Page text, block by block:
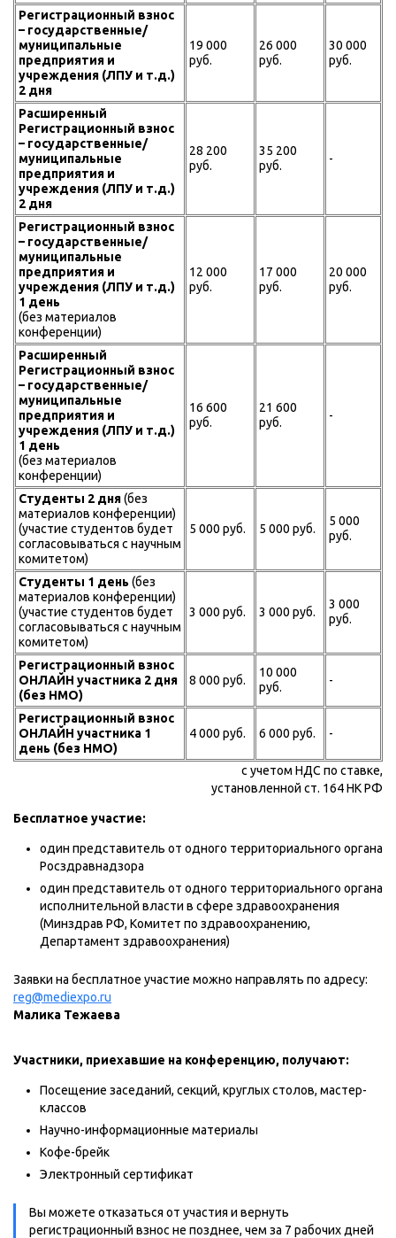
Регистрационный взнос
– государственные/
муниципальные
предприятия и
учреждения (ЛПУ и т.д.)
2 дня
19 000
руб.
26 000
руб.
30 000
руб.
Расширенный
Регистрационный взнос
– государственные/
муниципальные
предприятия и
учреждения (ЛПУ и т.д.)
2 дня
28 200
руб.
35 200
руб.
-
Регистрационный взнос
– государственные/
муниципальные
предприятия и
учреждения (ЛПУ и т.д.)
1 день
(без материалов
конференции)
12 000
руб.
17 000
руб.
20 000
руб.
Расширенный
Регистрационный взнос
– государственные/
муниципальные
предприятия и
учреждения (ЛПУ и т.д.)
1 день
(без материалов
конференции)
16 600
руб.
21 600
руб.
-
Студенты 2 дня(без
материалов конференции)
(участие студентов будет
согласовываться с научным
комитетом)
5 000 руб. 5 000 руб.
5 000
руб.
Студенты 1 день (без
материалов конференции)
(участие студентов будет
согласовываться с научным
комитетом)
3 000 руб. 3 000 руб.
3 000
руб.
Регистрационный взнос
ОНЛАЙН участника 2 дня
(без НМО)
8 000 руб.
10 000
руб.
-
Регистрационный взнос
ОНЛАЙН участника 1
день (без НМО)
4 000 руб. 6 000 руб. -
с учетом НДС по ставке,
установленной ст. 164 НК РФ
Бесплатное участие:
один представитель от одного территориального органа
Росздравнадзора
один представитель от одного территориального органа
исполнительной власти в сфере здравоохранения
(Минздрав РФ, Комитет по здравоохранению,
Департамент здравоохранения)
Заявки на бесплатное участие можно направлять по адресу:
reg@mediexpo.ru
Малика Тежаева
Участники, приехавшие на конференцию, получают:
Посещение заседаний, секций, круглых столов, мастер-
классов
Научно-информационные материалы
Кофе-брейк
Электронный сертификат
Вы можете отказаться от участия и вернуть
регистрационный взнос не позднее, чем за 7 рабочих дней